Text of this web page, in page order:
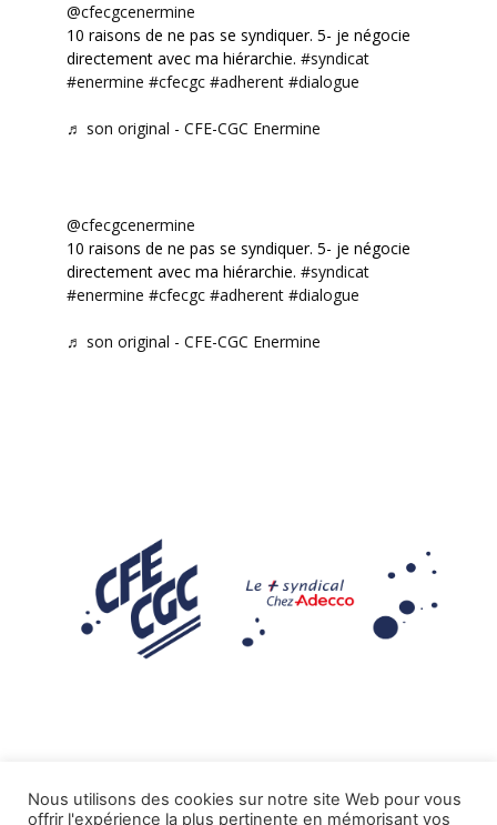
@cfecgcenermine
10 raisons de ne pas se syndiquer. 5- je négocie
directement avec ma hiérarchie. #syndicat
#enermine #cfecgc #adherent #dialogue
♬ son original - CFE-CGC Enermine
@cfecgcenermine
10 raisons de ne pas se syndiquer. 5- je négocie
directement avec ma hiérarchie. #syndicat
#enermine #cfecgc #adherent #dialogue
♬ son original - CFE-CGC Enermine
Nous utilisons des cookies sur notre site Web pour vous
offrir l'expérience la plus pertinente en mémorisant vos